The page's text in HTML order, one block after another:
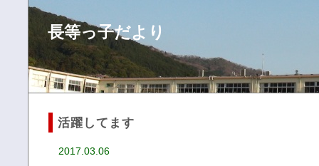
長等っ子だより
活躍してます
2017.03.06